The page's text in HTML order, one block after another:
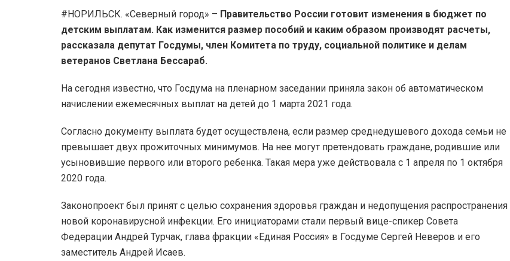
#НОРИЛЬСК. «Северный город» – Правительство России готовит изменения в бюджет по
детским выплатам. Как изменится размер пособий и каким образом производят расчеты,
рассказала депутат Госдумы, член Комитета по труду, социальной политике и делам
ветеранов Светлана Бессараб.
На сегодня известно, что Госдума на пленарном заседании приняла закон об автоматическом
начислении ежемесячных выплат на детей до 1 марта 2021 года.
Согласно документу выплата будет осуществлена, если размер среднедушевого дохода семьи не
превышает двух прожиточных минимумов. На нее могут претендовать граждане, родившие или
усыновившие первого или второго ребенка. Такая мера уже действовала с 1 апреля по 1 октября
2020 года.
Законопроект был принят с целью сохранения здоровья граждан и недопущения распространения
новой коронавирусной инфекции. Его инициаторами стали первый вице-спикер Совета
Федерации Андрей Турчак, глава фракции «Единая Россия» в Госдуме Сергей Неверов и его
заместитель Андрей Исаев.